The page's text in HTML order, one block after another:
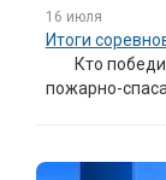
16 июля
Итоги
Кто
пожарно-